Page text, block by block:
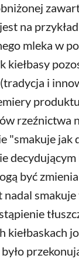
na
mleka w
kiełbasy
i
rzeźnictwa
"smakuje jak
być
smakuje
kiełbaskach